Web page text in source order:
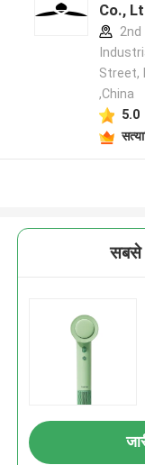
Co.,
2nd
Street,
,China
5.0
सबसे